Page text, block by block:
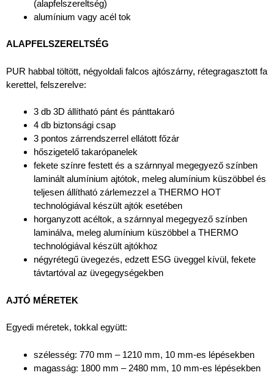
(alapfelszereltség)
alumínium vagy acél tok
ALAPFELSZERELTSÉG
PUR habbal töltött, négyoldali falcos ajtószárny, rétegragasztott fa
kerettel, felszerelve:
3 db 3D állítható pánt és pánttakaró
4 db biztonsági csap
3 pontos zárrendszerrel ellátott főzár
hőszigetelő takarópanelek
fekete színre festett és a szárnnyal megegyező színben
laminált alumínium ajtótok, meleg alumínium küszöbbel és
teljesen állítható zárlemezzel a THERMO HOT
technológiával készült ajtók esetében
horganyzott acéltok, a szárnnyal megegyező színben
laminálva, meleg alumínium küszöbbel a THERMO
technológiával készült ajtókhoz
négyrétegű üvegezés, edzett ESG üveggel kívül, fekete
távtartóval az üvegegységekben
AJTÓ MÉRETEK
Egyedi méretek, tokkal együtt:
szélesség: 770 mm – 1210 mm, 10 mm-es lépésekben
magasság: 1800 mm – 2480 mm, 10 mm-es lépésekben